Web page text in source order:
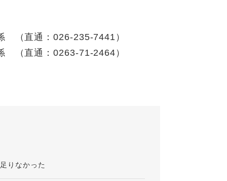
（直通：026-235-7441）
（直通：0263-71-2464）
りなかった